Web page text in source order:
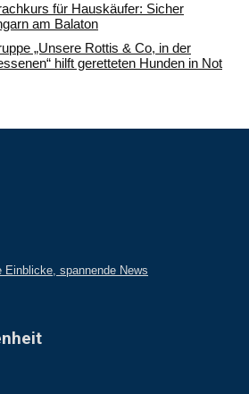
für Hauskäufer: Sicher
am Balaton
„Unsere Rottis & Co, in der
hilft geretteten Hunden in Not
spannende News